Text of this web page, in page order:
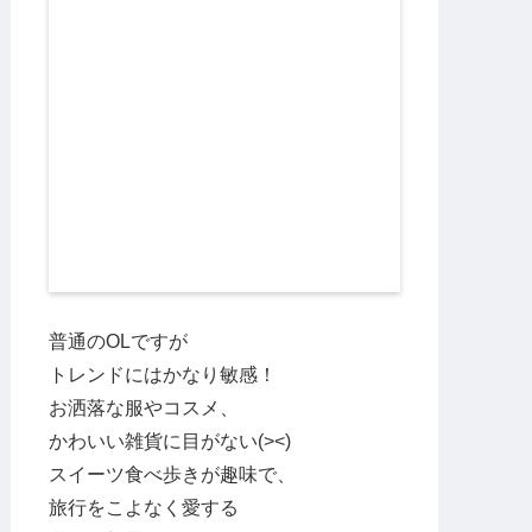
普通のOLですが
トレンドにはかなり敏感！
お洒落な服やコスメ、
かわいい雑貨に目がない(><)
スイーツ食べ歩きが趣味で、
旅行をこよなく愛する